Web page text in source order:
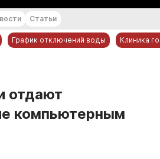
Статьи
График отключений воды Клиника
отдают
компьютерным